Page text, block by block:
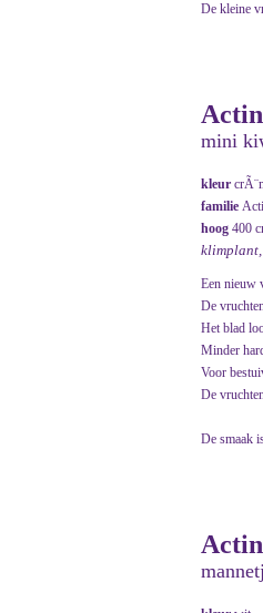
De kleine
mini
kleur
familie
hoog 400
Een nieuw
De
Het blad
Minder
Voor
De
De smaak